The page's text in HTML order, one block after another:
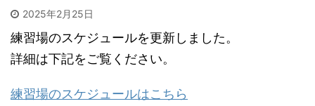
2025年2月25日
練習場のスケジュールを更新しました。
詳細は下記をご覧ください。
練習場のスケジュールはこちら